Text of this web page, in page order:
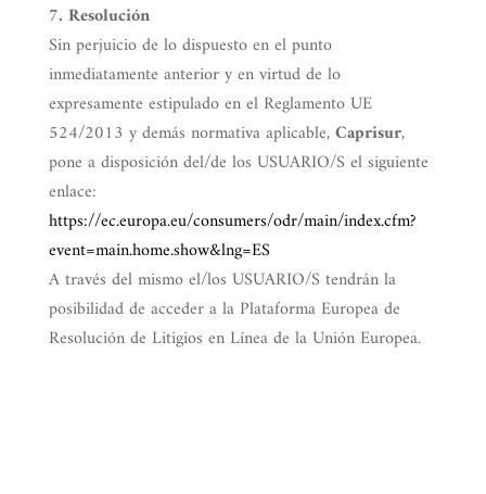
7. Resolución
Sin perjuicio de lo dispuesto en el punto
inmediatamente anterior y en virtud de lo
expresamente estipulado en el Reglamento UE
524/2013 y demás normativa aplicable,Caprisur,
pone a disposición del/de los USUARIO/S el siguiente
enlace:
https://ec.europa.eu/consumers/odr/main/index.cfm?
event=main.home.show&lng=ES
A través del mismo el/los USUARIO/S tendrán la
posibilidad de acceder a la Plataforma Europea de
Resolución de Litigios en Línea de la Unión Europea.